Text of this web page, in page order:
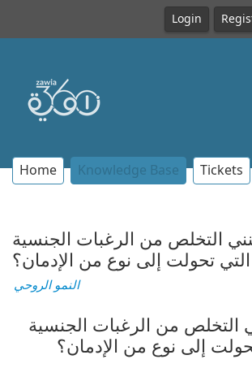
Login
Home Knowledge Base Tickets
التخلص من الرغبات الجنسية
التي تحولت إلى نوع من الإدمان؟
النمو الروحي
إلى نوع من الإدمان؟